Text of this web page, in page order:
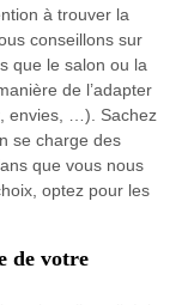
à trouver la
conseillons sur
que le salon ou la
de l’adapter
envies, …). Sachez
se charge des
que vous nous
optez pour les
de votre